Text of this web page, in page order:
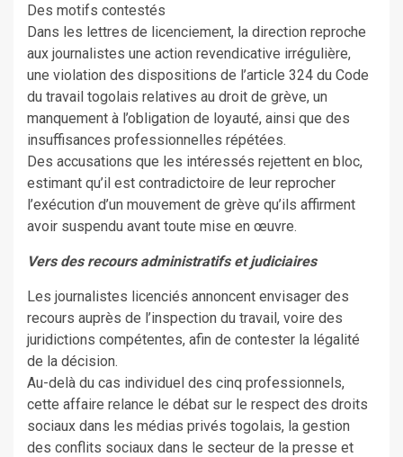
Des motifs contestés
Dans les lettres de licenciement, la direction reproche
aux journalistes une action revendicative irrégulière,
une violation des dispositions de l’article 324 du Code
du travail togolais relatives au droit de grève, un
manquement à l’obligation de loyauté, ainsi que des
insuffisances professionnelles répétées.
Des accusations que les intéressés rejettent en bloc,
estimant qu’il est contradictoire de leur reprocher
l’exécution d’un mouvement de grève qu’ils affirment
avoir suspendu avant toute mise en œuvre.
Vers des recours administratifs et judiciaires
Les journalistes licenciés annoncent envisager des
recours auprès de l’inspection du travail, voire des
juridictions compétentes, afin de contester la légalité
de la décision.
Au-delà du cas individuel des cinq professionnels,
cette affaire relance le débat sur le respect des droits
sociaux dans les médias privés togolais, la gestion
des conflits sociaux dans le secteur de la presse et